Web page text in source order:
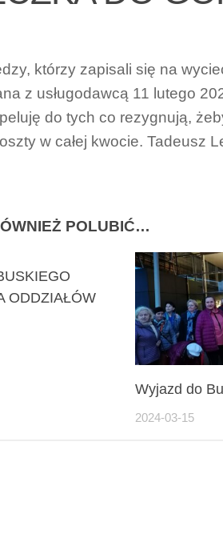
którzy zapisali się na
z usługodawcą 11 lutego
do tych co rezygnują,
w całej kwocie. Tadeusz
POLUBIĆ…
ODDZIAŁÓW
Wyjazd do
2024-03-15